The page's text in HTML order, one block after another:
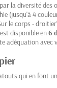
la diversité des
(jusqu'à 4
le corps -
disponible en6
adéquation avec
qui en font